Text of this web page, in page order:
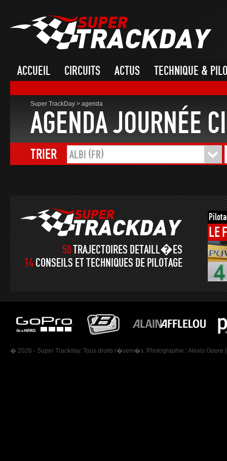
ACCUEIL CIRCUITS ACTUS TECHNIQUE &
Super TrackDay>agenda
AGENDA JOURNÉE
TRIER ALBI (FR)
50TRAJECTOIRES DETAILL�ES
14CONSEILS ET TECHNIQUES DE PILOTAGE
LE
� 2026 - Super Trackday. Tous droits r�serv�s. Photographie : Alexis Goure